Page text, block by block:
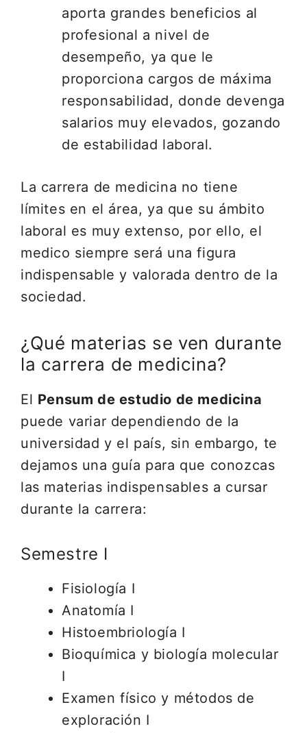
aporta grandes beneficios al
profesional a nivel de
desempeño, ya que le
proporciona cargos de máxima
responsabilidad, donde devenga
salarios muy elevados, gozando
de estabilidad laboral.
La carrera de medicina no tiene
límites en el área, ya que su ámbito
laboral es muy extenso, por ello, el
medico siempre será una figura
indispensable y valorada dentro de la
sociedad.
¿Qué materias se ven durante
la carrera de medicina?
El Pensum de estudio de medicina
puede variar dependiendo de la
universidad y el país, sin embargo, te
dejamos una guía para que conozcas
las materias indispensables a cursar
durante la carrera:
Semestre I
Fisiología I
Anatomía I
Histoembriología I
Bioquímica y biología molecular
I
Examen físico y métodos de
exploración I